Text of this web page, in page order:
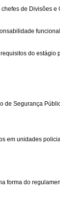
de Divisões e
do estágio
de Segurança
em unidades
forma do